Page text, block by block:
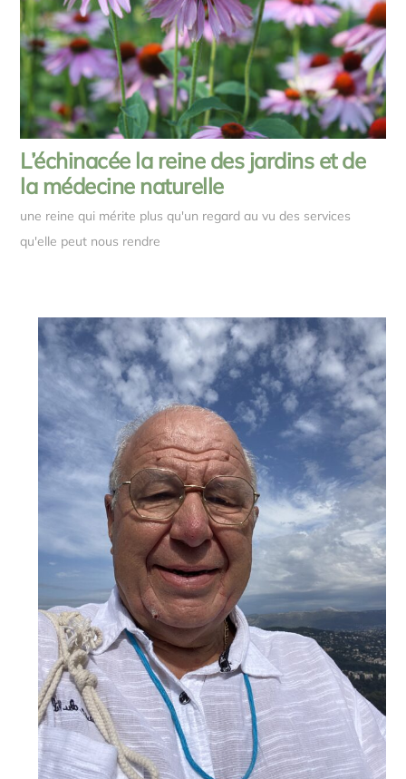
L’échinacée la reine des jardins et de
la médecine naturelle
une reine qui mérite plus qu'un regard au vu des services
qu'elle peut nous rendre